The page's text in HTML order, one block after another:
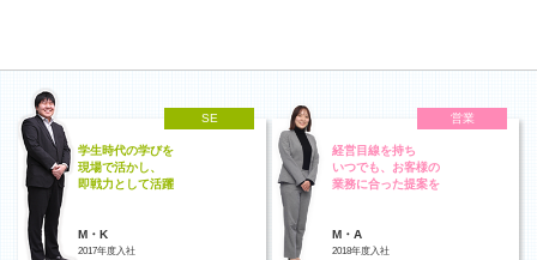
SE
学生時代の学びを
現場で活かし、
即戦力として活躍
M・K
2017年度入社
営業
経営目線を持ち
いつでも、お客様の
業務に合った提案を
M・A
2018年度入社